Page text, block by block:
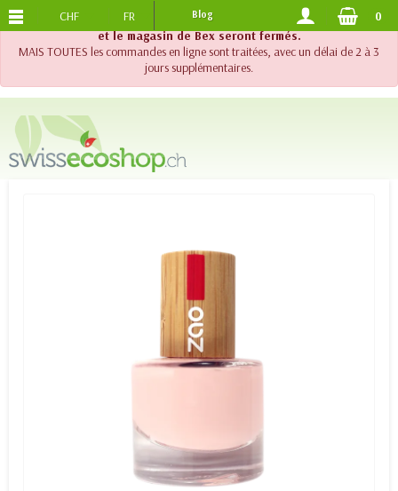
!! Important !! Jusqu'au 20 août 2026, le support téléphonique
et le magasin de Bex seront fermés.
MAIS TOUTES les commandes en ligne sont traitées, avec un délai de 2 à 3
jours supplémentaires.
PORTS OFFERTS DES 120.-
CHF FR Blog 0